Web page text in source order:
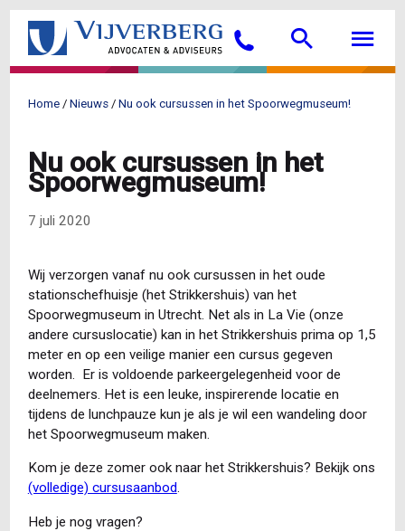
Overslaan
de
gaan
Bellen Search
Home Nieuws Nu ook cursussen in het Spoorwegmuseum!
Nu ook cursussen in het
Spoorwegmuseum!
7 juli 2020
Wij verzorgen vanaf nu ook cursussen in het oude
stationschefhuisje (het Strikkershuis) van het
Spoorwegmuseum in Utrecht. Net als in La Vie (onze
andere cursuslocatie) kan in het Strikkershuis prima op 1,5
meter en op een veilige manier een cursus gegeven
worden. Er is voldoende parkeergelegenheid voor de
deelnemers. Het is een leuke, inspirerende locatie en
tijdens de lunchpauze kun je als je wil een wandeling door
het Spoorwegmuseum maken.
Kom je deze zomer ook naar het Strikkershuis? Bekijk ons
(volledige) cursusaanbod.
Heb je nog vragen?